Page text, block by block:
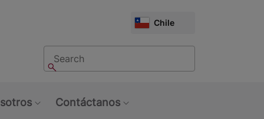
CHOOSE
MARKET
Chile
Buscar
Buscar
Contáctanos